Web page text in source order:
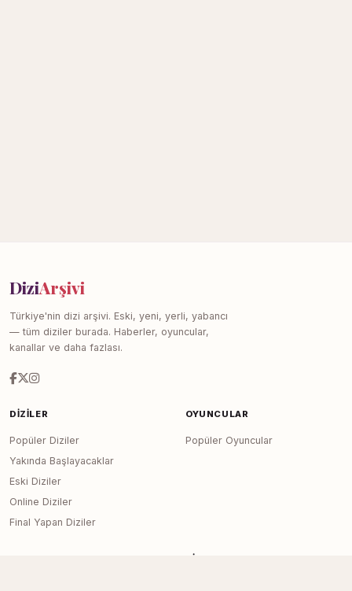
DiziArşivi
Türkiye'nin dizi arşivi. Eski, yeni, yerli, yabancı
— tüm diziler burada. Haberler, oyuncular,
kanallar ve daha fazlası.
DIZILER
Popüler Diziler
Yakında Başlayacaklar
Eski Diziler
Online Diziler
Final Yapan Diziler
OYUNCULAR
Popüler Oyuncular
SITE